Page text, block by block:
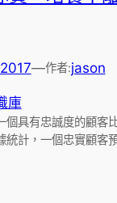
—作者:jason
庫
個具有忠誠度的顧客
統計，一個忠實顧客